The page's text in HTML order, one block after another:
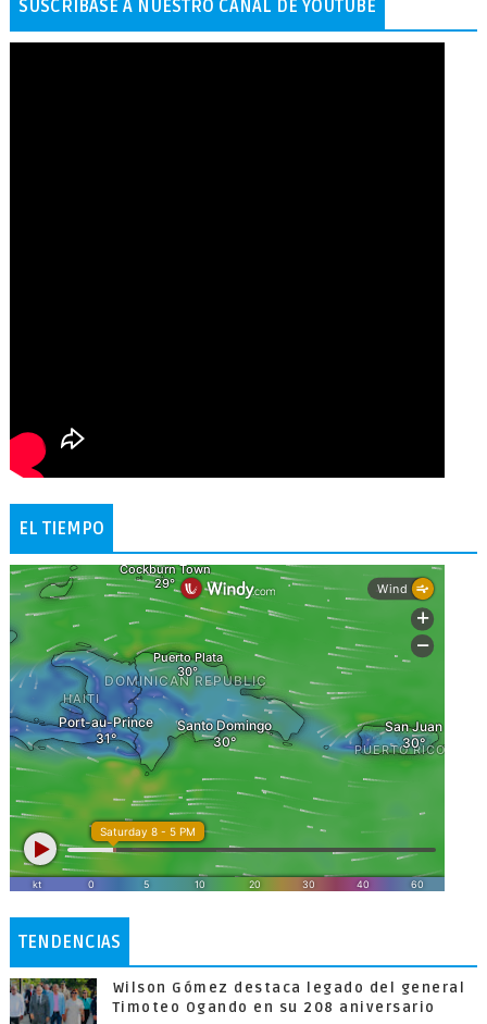
SUSCRÍBASE A NUESTRO CANAL DE YOUTUBE
EL TIEMPO
TENDENCIAS
Wilson Gómez destaca legado del general
Timoteo Ogando en su 208 aniversario